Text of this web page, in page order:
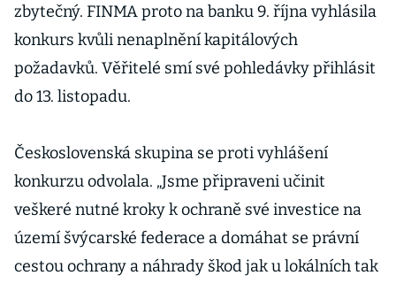
zbytečný. FINMA proto na banku 9. října vyhlásila
konkurs kvůli nenaplnění kapitálových
požadavků. Věřitelé smí své pohledávky přihlásit
do 13. listopadu.
Československá skupina se proti vyhlášení
konkurzu odvolala. „Jsme připraveni učinit
veškeré nutné kroky k ochraně své investice na
území švýcarské federace a domáhat se právní
cestou ochrany a náhrady škod jak u lokálních tak